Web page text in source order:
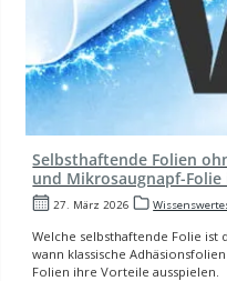
Selbsthaftende Folien
und Mikrosaugnapf-Folie
27. März 2026
Welche selbsthaftende Folie ist
wann klassische
Folien ihre Vorteile ausspielen.